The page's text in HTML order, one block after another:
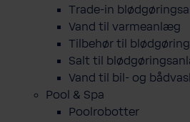
Trade-in
Vand til varmeanlæg
Tilbehør til
Salt til
Vand til bil- og
Pool & Spa
Poolrobotter